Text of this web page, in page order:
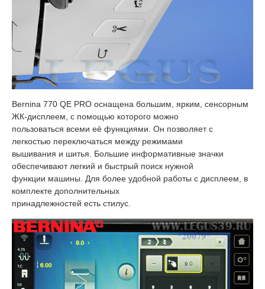
Bernina 770 QE PRO оснащена большим, ярким, сенсорным
ЖК-дисплеем, с помощью которого можно
пользоваться всеми её функциями. Он позволяет с
легкостью переключаться между режимами
вышивания и шитья. Большие информативные значки
обеспечивают легкий и быстрый поиск нужной
функции машины.​ Для более удобной работы с дисплеем, в
комплекте дополнительных
принадлежностей есть стилус.